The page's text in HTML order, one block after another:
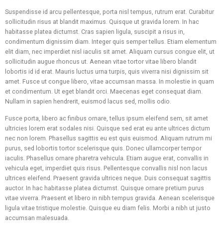
Suspendisse id arcu pellentesque, porta nisl tempus, rutrum erat. Curabitur
sollicitudin risus at blandit maximus. Quisque ut gravida lorem. In hac
habitasse platea dictumst. Cras sapien ligula, suscipit a risus in,
condimentum dignissim diam. Integer quis semper tellus. Etiam elementum
elit diam, nec imperdiet nisl iaculis sit amet. Aliquam cursus congue elit, ut
sollicitudin augue rhoncus ut. Aenean vitae tortor vitae libero blandit
lobortis id id erat. Mauris luctus urna turpis, quis viverra nisi dignissim sit
amet. Fusce ut congue libero, vitae accumsan massa. In molestie in quam
et condimentum. Ut eget blandit orci. Maecenas eget consequat diam.
Nullam in sapien hendrerit, euismod lacus sed, mollis odio.
Fusce porta, libero ac finibus ornare, tellus ipsum eleifend sem, sit amet
ultricies lorem erat sodales nisi. Quisque sed erat eu ante ultrices dictum
nec non lorem. Phasellus sagittis eu est quis euismod. Aliquam rutrum mi
purus, sed lobortis tortor scelerisque quis. Donec ullamcorper tempor
iaculis. Phasellus ornare pharetra vehicula. Etiam augue erat, convallis in
vehicula eget, imperdiet quis risus. Pellentesque convallis nisl non lacus
ultrices eleifend. Praesent gravida ultrices neque. Duis consequat sagittis
auctor. In hac habitasse platea dictumst. Quisque ornare pretium purus
vitae viverra. Praesent et libero in nibh tempus gravida. Aenean scelerisque
ligula vitae tristique molestie. Quisque eu diam felis. Morbi a nibh ut justo
accumsan malesuada.